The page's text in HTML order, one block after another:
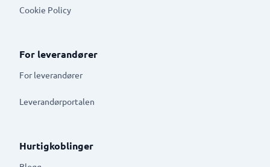
Cookie Policy
For leverandører
For leverandører
Leverandørportalen
Hurtigkoblinger